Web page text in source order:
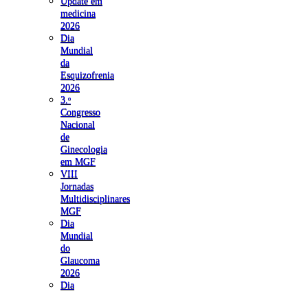
medicina
2026
Dia
Mundial
da
Esquizofrenia
2026
3.ᵒ
Congresso
Nacional
de
Ginecologia
em MGF
VIII
Jornadas
Multidisciplinares
MGF
Dia
Mundial
do
Glaucoma
2026
Dia